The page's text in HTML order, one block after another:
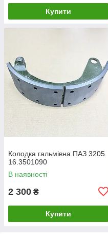
Купити
Колодка гальмівна ПАЗ 3205.
16.3501090
В наявності
2 300 ₴
Купити